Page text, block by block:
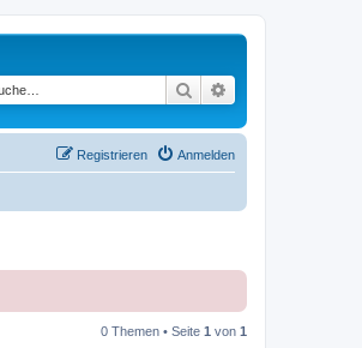
Suche
Anmelden
Registrieren
0 Themen • Seite 1 von 1